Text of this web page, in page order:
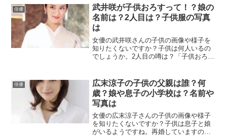
俳優
武井咲が子供おろすって！？娘の
名前は？2人目は？子供服の写真
は
女優の武井咲さんの子供の画像や様子を
知りたくないですか？子供は何人いるの
でしょうか。2人目の噂は？「子供おろ
ついて詳しくまとめていきます。
俳優
広末涼子の子供の父親は誰？何
歳？娘や息子の小学校は？名前や
写真は
女優の広末涼子さんの子供の画像や様子
を知りたくないですか？子供は息子と娘
がいるようですね。再婚していますの